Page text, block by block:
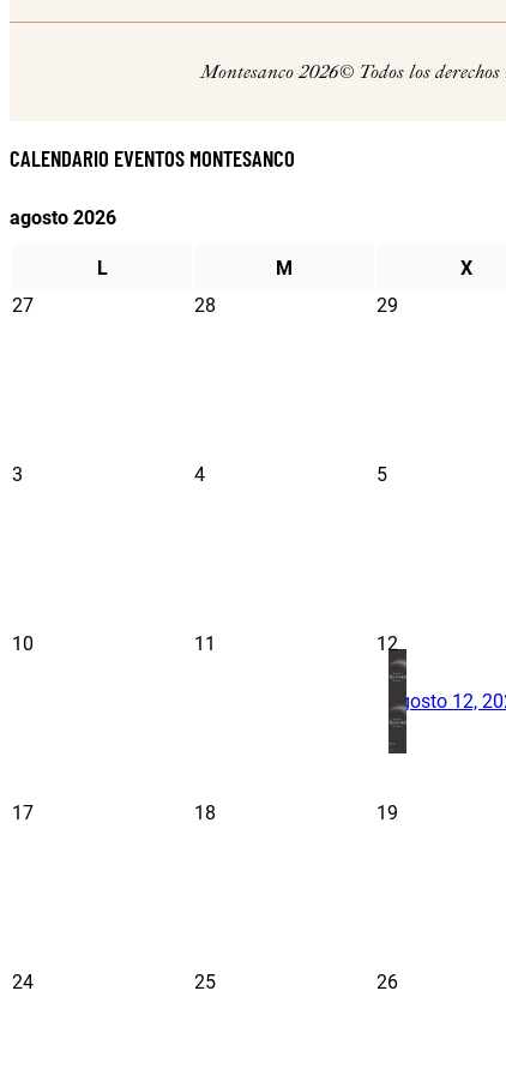
Montesanco 2026© Todos los
CALENDARIO EVENTOS MONTESANCO
agosto 2026
L M X
27
28 29
3 4 5
10 11 12
agosto 12,
17 18 19
24 25 26